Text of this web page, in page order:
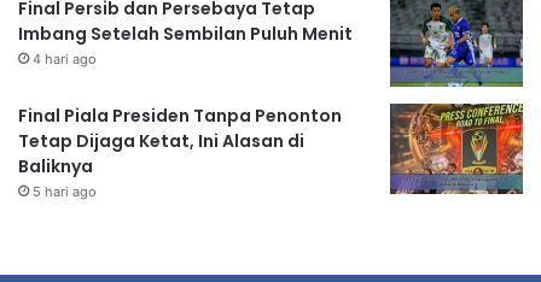
Final Persib dan Persebaya Tetap
Imbang Setelah Sembilan Puluh Menit
4 hari ago
Final Piala Presiden Tanpa Penonton
Tetap Dijaga Ketat, Ini Alasan di
Baliknya
5 hari ago